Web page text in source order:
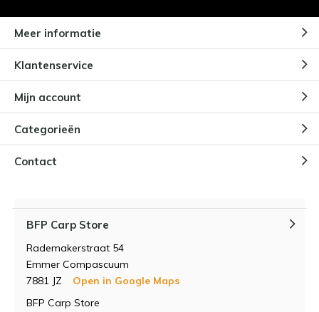
Meer informatie
Klantenservice
Mijn account
Categorieën
Contact
BFP Carp Store
Rademakerstraat 54
Emmer Compascuum
7881 JZ
Open in Google Maps
BFP Carp Store